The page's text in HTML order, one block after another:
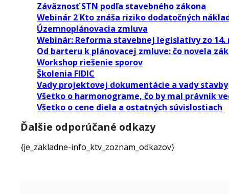
Záväznosť STN podľa stavebného zákona
Webinár 2 Kto znáša riziko dodatočných
Územnoplánovacia zmluva
Webinár: Reforma stavebnej legislatívy zo 14.
Od barteru k plánovacej zmluve: čo novela
Workshop riešenie sporov
Školenia FIDIC
Vady projektovej dokumentácie a vady stavby
Všetko o harmonograme, čo by mal právnik
Všetko o cene diela a ostatných súvislostiach
Ďalšie odporúčané odkazy
{je_zakladne-info_ktv_zoznam_odkazov}